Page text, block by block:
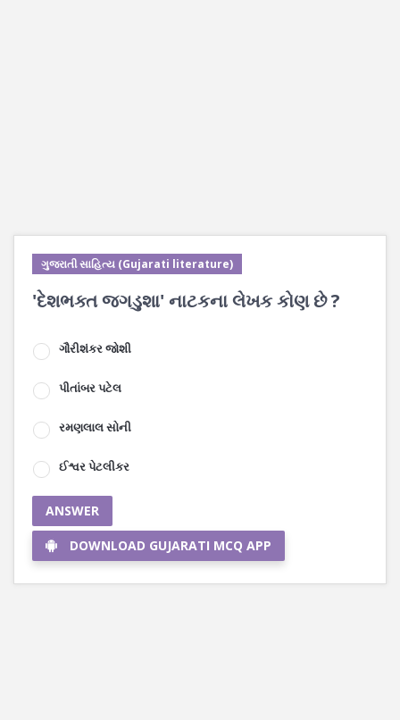
ગુજરાતી સાહિત્ય (Gujarati literature)
'દેશભક્ત જગડુશા' નાટકના લેખક કોણ છે ?
ગૌરીશંકર જોશી
પીતાંબર પટેલ
રમણલાલ સોની
ઈશ્વર પેટલીકર
ANSWER
DOWNLOAD GUJARATI MCQ APP